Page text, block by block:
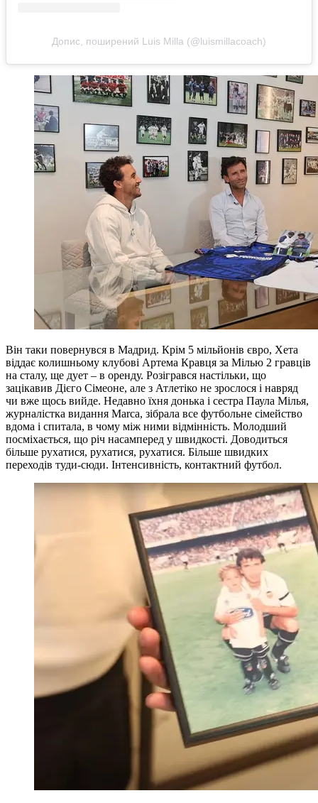
Допис, поширений Luis Milla (@luismillacoach)
Він таки повернувся в Мадрид. Крім 5 мільйонів євро, Хета
віддає колишньому клубові Артема Кравця за Мілью 2 гравців
на сталу, ще дует – в оренду. Розігрався настільки, що
зацікавив Дієго Сімеоне, але з Атлетіко не зрослося і навряд
чи вже щось вийде. Недавно їхня донька і сестра Паула Мілья,
журналістка видання Marca, зібрала все футбольне сімейство
вдома і спитала, в чому між ними відмінність. Молодший
посміхається, що річ насамперед у швидкості. Доводиться
більше рухатися, рухатися, рухатися. Більше швидких
переходів туди-сюди. Інтенсивність, контактний футбол.